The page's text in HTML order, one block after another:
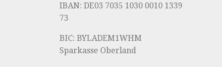
IBAN: DE03 7035 1030 0010 1339
73
BIC: BYLADEM1WHM
Sparkasse Oberland